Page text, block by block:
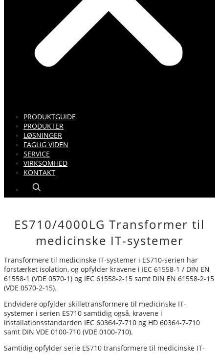
PRODUKTGUIDE
PRODUKTER
LØSNINGER
FAGLIG VIDEN
SERVICE
VIRKSOMHED
KONTAKT
ES710/4000LG Transformer til
medicinske IT-systemer
Transformere til medicinske IT-systemer i ES710-serien har
forstærket isolation, og opfylder kravene i IEC 61558-1 / DIN EN
61558-1 (VDE 0570-1) og IEC 61558-2-15 samt DIN EN 61558-2-15
(VDE 0570-2-15).
Endvidere opfylder skilletransformere til medicinske IT-
systemer i serien ES710 samtidig også, kravene i
installationsstandarden IEC 60364-7-710 og HD 60364-7-710
samt DIN VDE 0100-710 (VDE 0100-710).
Samtidig opfylder serie ES710 transformere til medicinske IT-